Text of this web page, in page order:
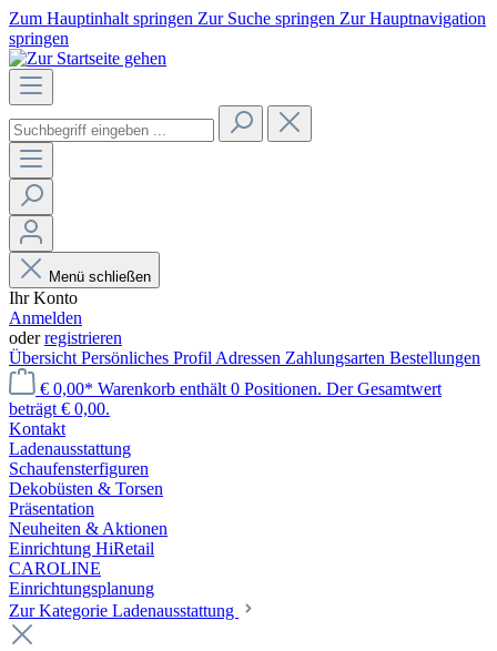
Zum Hauptinhalt springen Zur Suche springen Zur Hauptnavigation
springen
Menü schließen
Ihr Konto
Anmelden
oderregistrieren
Übersicht Persönliches Profil Adressen Zahlungsarten Bestellungen
€ 0,00* Warenkorb enthält 0 Positionen. Der Gesamtwert
beträgt € 0,00.
Kontakt
Laden­ausstattung
Schaufenster­figuren
Dekobüsten & Torsen
Präsentation
Neuheiten & Aktionen
Einrichtung HiRetail
CAROLINE
Einrichtungsplanung
Zur Kategorie Laden­ausstattung